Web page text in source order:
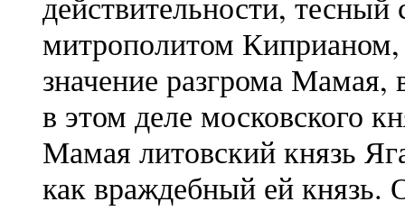
митрополитом Киприаном,
значение разгрома
в этом деле московского
Мамая литовский князь
как враждебный ей князь.